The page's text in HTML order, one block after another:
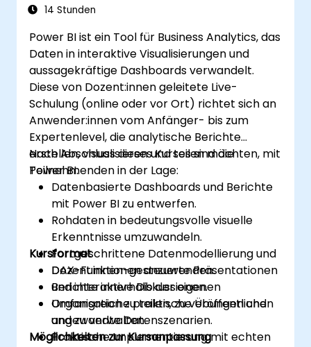
14 Stunden
Power BI ist ein Tool für Business Analytics, das
Daten in interaktive Visualisierungen und
aussagekräftige Dashboards verwandelt.
Diese von Dozent:innen geleitete Live-
Schulung (online oder vor Ort) richtet sich an
Anwender:innen vom Anfänger- bis zum
Expertenlevel, die analytische Berichte
erstellen, visualisieren und teilen möchten, mit
Power BI.
Nach Abschluss dieses Kurses sind die
Teilnehmenden in der Lage:
Datenbasierte Dashboards und Berichte
mit Power BI zu entwerfen.
Rohdaten in bedeutungsvolle visuelle
Erkenntnisse umzuwandeln.
Fortgeschrittene Datenmodellierung und
DAX-Funktionen anzuwenden.
Berichte innerhalb der eigenen
Organisation zu teilen, zu veröffentlichen
und zu verwalten.
Kursformat
Dozent:innen-gesteuerte Präsentationen
und interaktive Diskussionen.
Umfangreiche praktische Übungen und
angewandte Datenszenarien.
Praktische Implementierung mit echten
Möglichkeiten zur Kursanpassung